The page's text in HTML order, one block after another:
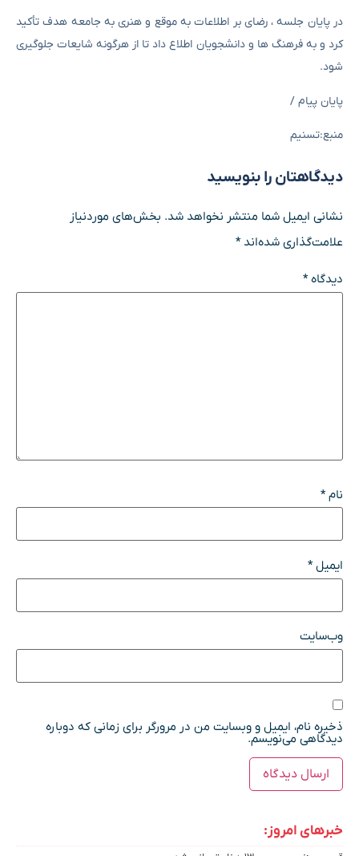
در پایان جلسه ، رضای بر اطلاعات به موقع و هنری به جامعه هدف تأکید
کرد و به فرهنگ ها و دانشجویان اطلاع داد تا از هرگونه شایعات جلوگیری
شود.
پایان پیام /
منبع:تسنیم
دیدگاهتان را بنویسید
نشانی ایمیل شما منتشر نخواهد شد. بخش‌های موردنیاز
علامت‌گذاری شده‌اند*
دیدگاه*
نام*
ایمیل*
وب‌سایت
ذخیره نام، ایمیل و وبسایت من در مرورگر برای زمانی که دوباره
دیدگاهی می‌نویسم.
خبرهای امروز: